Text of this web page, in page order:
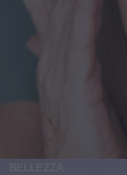
rassodamento
Oltre a
perdita di
Makeover
rapidamente,